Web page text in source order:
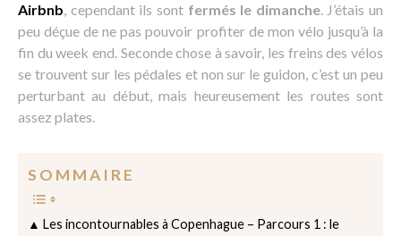
Airbnb, cependant ils sont fermés le dimanche. J’étais un
peu déçue de ne pas pouvoir profiter de mon vélo jusqu’à la
fin du week end. Seconde chose à savoir, les freins des vélos
se trouvent sur les pédales et non sur le guidon, c’est un peu
perturbant au début, mais heureusement les routes sont
assez plates.
S O M M A I R E
▲ Les incontournables à Copenhague – Parcours 1 : le